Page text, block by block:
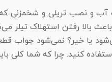
بالا رفتن استهلاک تیلر
یا خیر؟ نمی‌شود جواب
کنید. چرا که شما کلی باید